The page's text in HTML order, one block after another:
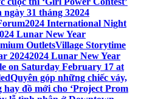
ngày 31 tháng 32024
2024 International Night
Lunar New Year
OutletsVillage Storytime
20242024 Lunar New Year
on Saturday February 17 at
Quyên góp những chiếc váy,
đồ mới cho ‘Project Prom